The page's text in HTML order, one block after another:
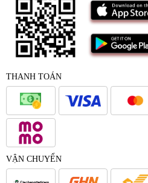
THANH TOÁN
VẬN CHUYỂN